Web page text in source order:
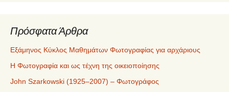
Πρόσφατα Άρθρα
Εξάμηνος Κύκλος Μαθημάτων Φωτογραφίας για αρχάριους
Η Φωτογραφία και ως τέχνη της οικειοποίησης
John Szarkowski (1925–2007) – Φωτογράφος